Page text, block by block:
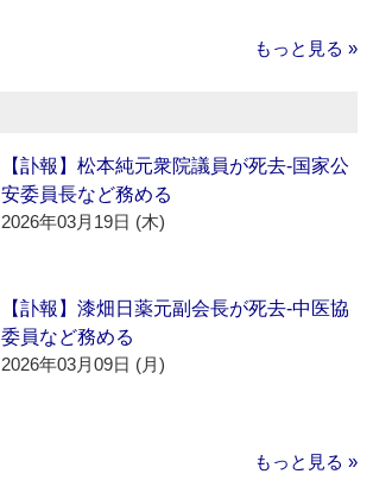
もっと見る »
【訃報】松本純元衆院議員が死去‐国家公
安委員長など務める
2026年03月19日 (木)
【訃報】漆畑日薬元副会長が死去‐中医協
委員など務める
2026年03月09日 (月)
もっと見る »